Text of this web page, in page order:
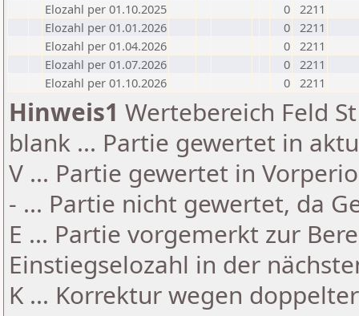
Elozahl per 01.10.2025
0 2211
Elozahl per 01.01.2026
0 2211
Elozahl per 01.04.2026
0 2211
Elozahl per 01.07.2026
0 2211
Elozahl per 01.10.2026
0 2211
Hinweis1 Wertebereich Feld
blank ... Partie gewertet in
V ... Partie gewertet in
- ... Partie nicht gewertet, da
E ... Partie vorgemerkt zur
Einstiegselozahl in der
K ... Korrektur wegen